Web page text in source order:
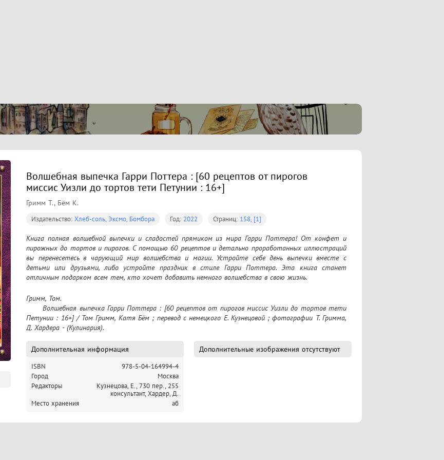
Волшебная выпечка Гарри Поттера : [60 рецептов от пирогов
миссис Уизли до тортов тети Петунии : 16+]
Гримм Т., Бём К.
Издательство: Хлеб-соль, Эксмо, Бомбора Год: 2022 Страниц: 158, [1]
Книга полная волшебной выпечки и сладостей прямиком из мира Гарри Поттера! От конфет и
пирожных до тортов и пирогов. С помощью 60 рецептов и детально проработанных иллюстраций
вы перенесетесь в чарующий мир волшебства и магии. Устройте себе день выпечки вместе с
детьми или друзьями, либо устройте праздник в стиле Гарри Поттера. Эта книга станет
отличным подарком всем тем, кто хочет добавить немного волшебства в свою жизнь.
Гримм, Том.
	Волшебная выпечка Гарри Поттера : [60 рецептов от пирогов миссис Уизли до тортов тети
Петунии : 16+] / Том Гримм, Катя Бём ; перевод с немецкого Е. Кузнецовой ; фотографии Т. Гримма,
Д. Хардера - (Кулинария).
Дополнительная информация
ISBN
978-5-04-164994-4
Город
Москва
Редакторы
Кузнецова, Е., 730 пер., 255
консультант, Хардер, Д.
Место хранения
аб
Дополнительные изображения отсутствуют